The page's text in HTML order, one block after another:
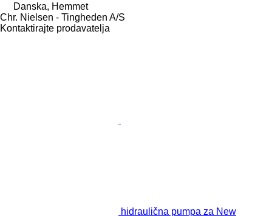
Danska, Hemmet
Chr. Nielsen - Tingheden A/S
Kontaktirajte prodavatelja
hidraulična pumpa za New